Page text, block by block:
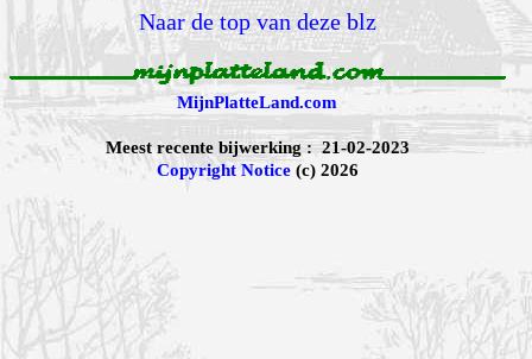
Naar de top van deze blz
MijnPlatteLand.com
Meest recente bijwerking : 21-02-2023
Copyright Notice(c) 2026